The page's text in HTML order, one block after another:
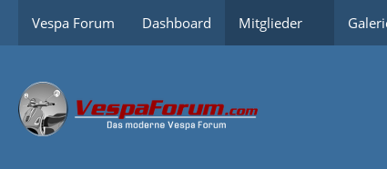
Vespa Forum Dashboard Mitglieder